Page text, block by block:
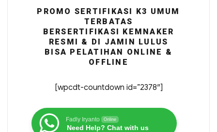
PROMO SERTIFIKASI K3 UMUM
TERBATAS
BERSERTIFIKASI KEMNAKER
RESMI & DI JAMIN LULUS
BISA PELATIHAN ONLINE &
OFFLINE
[wpcdt-countdown id=”2378″]
Fadly Iryanto Online
Need Help? Chat with us